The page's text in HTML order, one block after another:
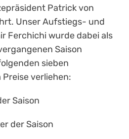
Patrick von
Unser Aufstiegs- und
Ferchichi wurde dabei als
Saison
sieben
verliehen:
Saison
der Saison